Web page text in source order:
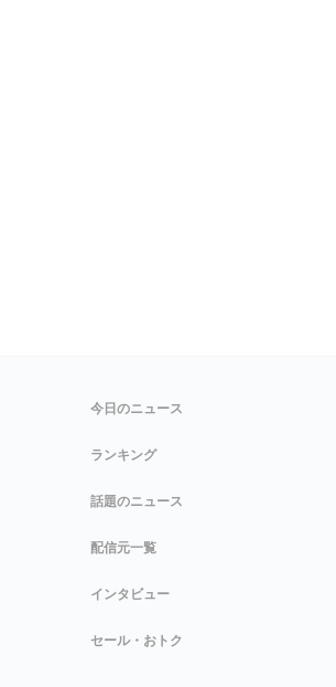
今日のニュース
ランキング
話題のニュース
配信元一覧
インタビュー
セール・おトク